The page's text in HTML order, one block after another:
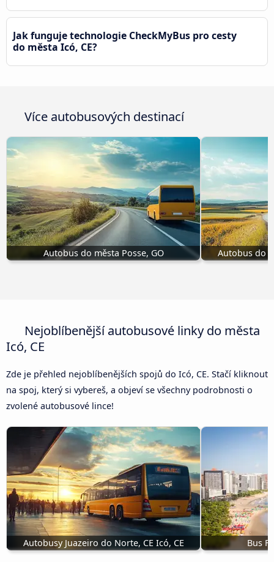
Jak funguje technologie CheckMyBus pro cesty
do města Icó, CE?
Více autobusových destinací
Autobus do města Posse, GO Autobus do
Nejoblíbenější autobusové linky do města
Icó, CE
Zde je přehled nejoblíbenějších spojů do Icó, CE. Stačí kliknout
na spoj, který si vybereš, a objeví se všechny podrobnosti o
zvolené autobusové lince!
Autobusy Juazeiro do Norte, CE Icó, CE Bus